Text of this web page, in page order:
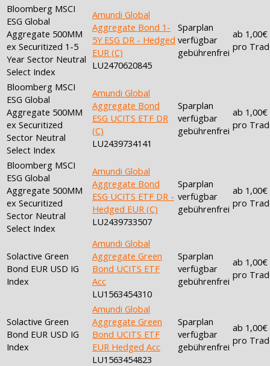
Bloomberg MSCI
ESG Global
Aggregate 500MM
ex Securitized 1-5
Year Sector Neutral
Select Index
Amundi Global
Aggregate Bond 1-
5Y ESG DR - Hedged
EUR (C)
LU2470620845
Sparplan
verfügbar
gebührenfrei
ab 1,00€
pro
Bloomberg MSCI
ESG Global
Aggregate 500MM
ex Securitized
Sector Neutral
Select Index
Amundi Global
Aggregate Bond
ESG UCITS ETF DR
(C)
LU2439734141
Sparplan
verfügbar
gebührenfrei
ab 1,00€
pro
Bloomberg MSCI
ESG Global
Aggregate 500MM
ex Securitized
Sector Neutral
Select Index
Amundi Global
Aggregate Bond
ESG UCITS ETF DR -
Hedged EUR (C)
LU2439733507
Sparplan
verfügbar
gebührenfrei
ab 1,00€
pro
Solactive Green
Bond EUR USD IG
Index
Amundi Global
Aggregate Green
Bond UCITS ETF
Acc
LU1563454310
Sparplan
verfügbar
gebührenfrei
ab 1,00€
pro
Solactive Green
Bond EUR USD IG
Index
Amundi Global
Aggregate Green
Bond UCITS ETF
EUR Hedged Acc
LU1563454823
Sparplan
verfügbar
gebührenfrei
ab 1,00€
pro